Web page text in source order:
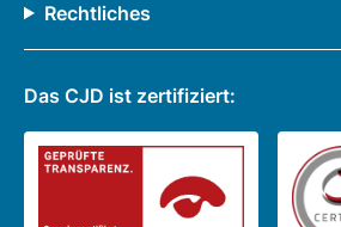
Rechtliches
Das CJD ist zertifiziert: